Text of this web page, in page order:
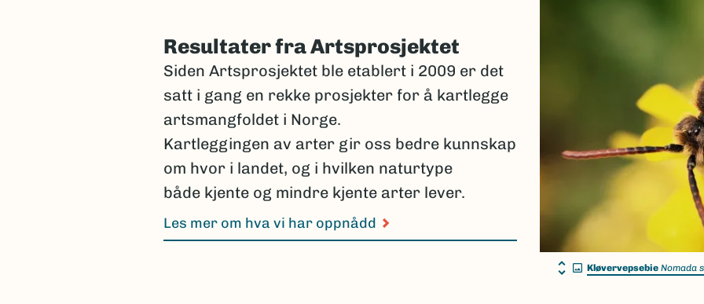
Kløvervepsebie Nomada
Resultater fra Artsprosjektet
Siden Artsprosjektet ble etablert i 2009 er det
satt i gang en rekke prosjekter for å kartlegge
artsmangfoldet i Norge.
Kartleggingen av arter gir oss bedre kunnskap
om hvor i landet, og i hvilken naturtype
både kjente og mindre kjente arter lever.
Les mer om hva vi har oppnådd